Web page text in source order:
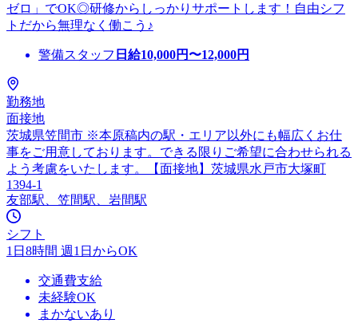
ゼロ」でOK◎研修からしっかりサポートします！自由シフ
トだから無理なく働こう♪
警備スタッフ 日給10,000円〜12,000円
勤務地
面接地
茨城県笠間市 ※本原稿内の駅・エリア以外にも幅広くお仕
事をご用意しております。できる限りご希望に合わせられる
よう考慮をいたします。【面接地】茨城県水戸市大塚町
1394-1
友部駅、笠間駅、岩間駅
シフト
1日8時間 週1日からOK
交通費支給
未経験OK
まかないあり